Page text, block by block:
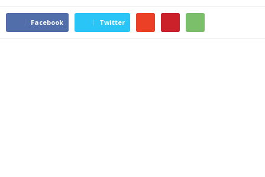
Facebook Twitter